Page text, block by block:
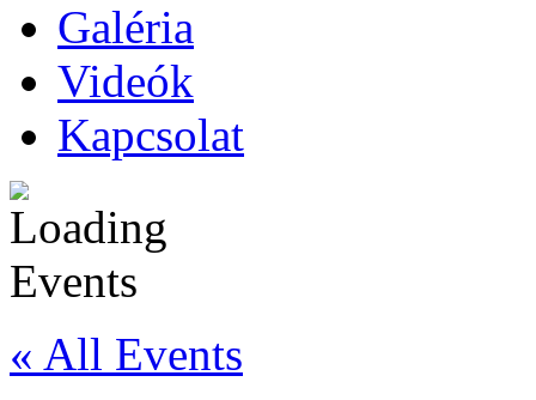
Galéria
Videók
Kapcsolat
« All Events